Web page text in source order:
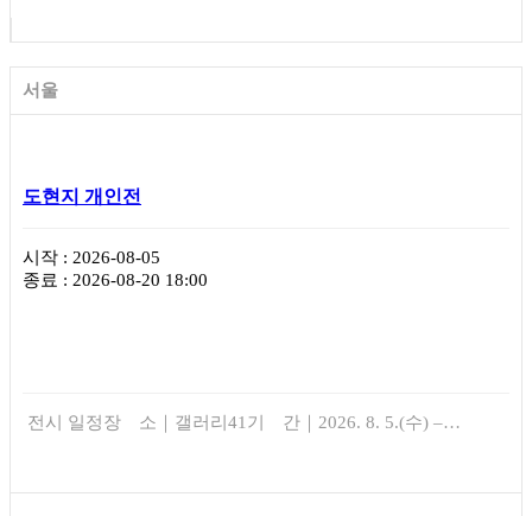
서울
도현지 개인전
시작 : 2026-08-05
종료 : 2026-08-20 18:00
전시 일정장 소｜갤러리41기 간｜2026. 8. 5.(수) –…